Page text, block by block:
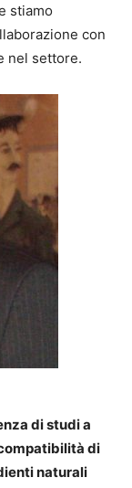
stiamo
con
nel settore.
di studi a
di
naturali